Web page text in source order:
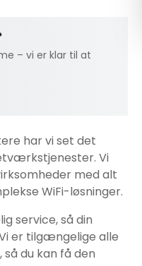
– vi er klar til at
har vi set det
. Vi
med alt
WiFi-løsninger.
service, så din
er tilgængelige alle
så du kan få den